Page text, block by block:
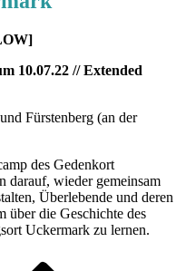
10.07.22 // Extended
Fürstenberg (an der
des Gedenkort
darauf, wieder gemeinsam
Überlebende und deren
über die Geschichte des
Uckermark zu lernen.